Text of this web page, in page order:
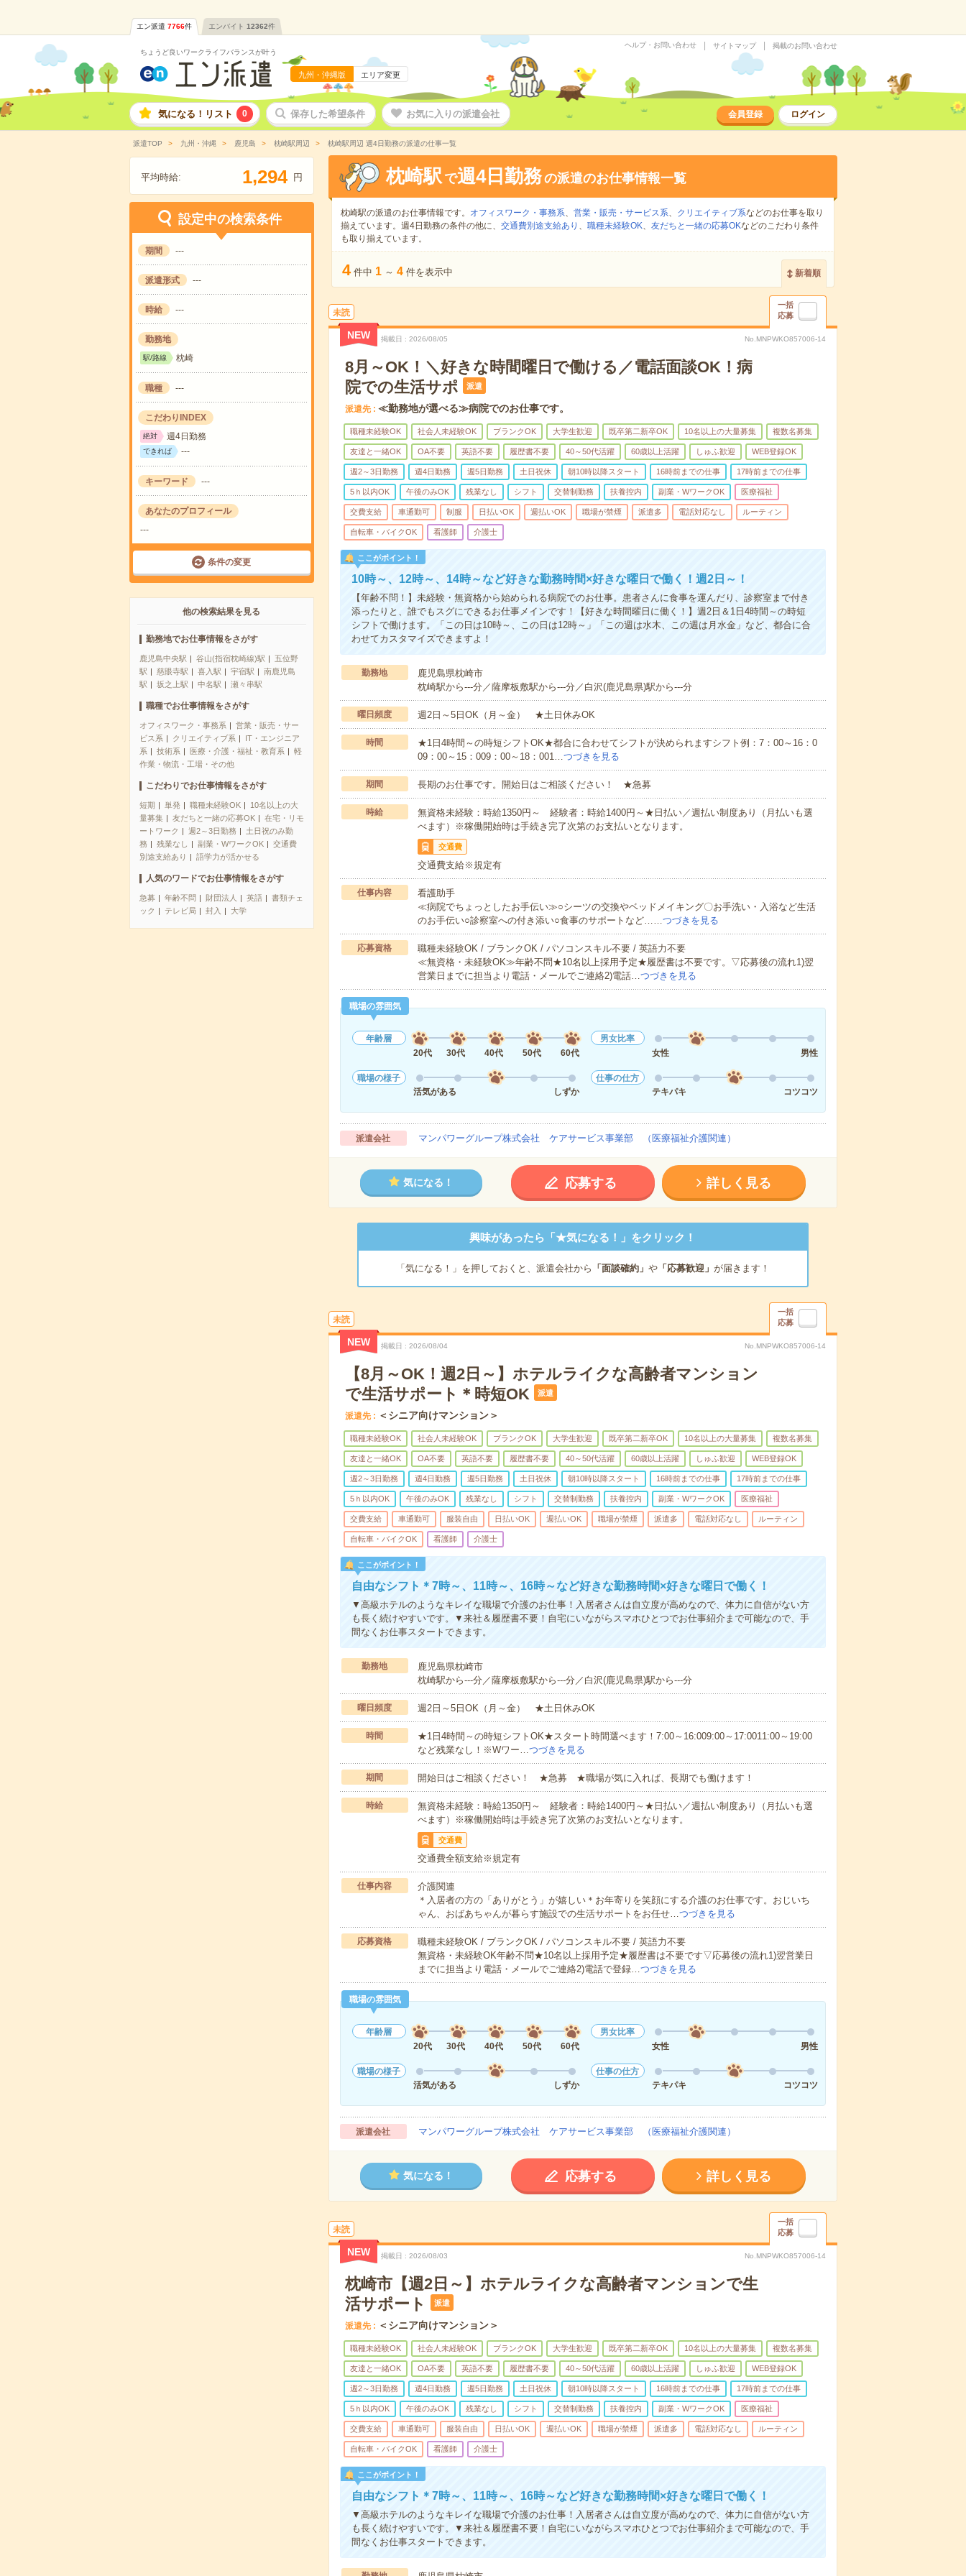
エン派遣 7766件 エンバイト 12362件
ちょうど良いワークライフバランスが叶う
九州・沖縄版 エリア変更
ヘルプ・お問い合わせ サイトマップ 掲載のお問い合わせ
気になる！リスト 0 保存した希望条件 お気に入りの派遣会社 会員登録 ログイン
派遣TOP 九州・沖縄 鹿児島 枕崎駅周辺 枕崎駅周辺 週4日勤務の派遣の仕事一覧
平均時給: 1,294 円
設定中の検索条件
期間 ---
派遣形式 ---
時給 ---
勤務地
駅/路線 枕崎
職種 ---
こだわりINDEX
絶対 週4日勤務
できれば ---
キーワード ---
あなたのプロフィール
---
条件の変更
他の検索結果を見る
勤務地でお仕事情報をさがす
鹿児島中央駅 谷山(指宿枕崎線)駅
五位野
駅
慈眼寺駅 喜入駅 宇宿駅
南鹿児島
駅
坂之上駅 中名駅 瀬々串駅
職種でお仕事情報をさがす
オフィスワーク・事務系
営業・販売・サー
ビス系
クリエイティブ系
IT・エンジニア
系
技術系 医療・介護・福祉・教育系
軽
作業・物流・工場・その他
こだわりでお仕事情報をさがす
短期 単発 職種未経験OK
10名以上の大
量募集
友だちと一緒の応募OK
在宅・リモ
ートワーク
週2～3日勤務
土日祝のみ勤
務
残業なし 副業・WワークOK
交通費
別途支給あり
語学力が活かせる
人気のワードでお仕事情報をさがす
急募 年齢不問 財団法人 英語
書類チェ
ック
テレビ局 封入 大学
枕崎駅 で週4日勤務の派遣のお仕事情報一覧
枕崎駅の派遣のお仕事情報です。 オフィスワーク・事務系、 営業・販売・サービス系、 クリエイティブ系などのお仕事を取り
揃えています。週4日勤務の条件の他に、 交通費別途支給あり 、 職種未経験OK、 友だちと一緒の応募OKなどのこだわり条件
も取り揃えています。
4 件中 1 ～ 4 件を表示中 新着順
未読
一括
応募
NEW 掲載日 2026/08/05 No.MNPWKO857006-14
8月～OK！＼好きな時間曜日で働ける／電話面談OK！病
院での生活サポ
派遣
派遣先 ≪勤務地が選べる≫病院でのお仕事です。
職種未経験OK 社会人未経験OK ブランクOK 大学生歓迎 既卒第二新卒OK 10名以上の大量募集 複数名募集
友達と一緒OK OA不要 英語不要 履歴書不要 40～50代活躍 60歳以上活躍 しゅふ歓迎 WEB登録OK
週2～3日勤務 週4日勤務 週5日勤務 土日祝休 朝10時以降スタート 16時前までの仕事 17時前までの仕事
5ｈ以内OK 午後のみOK 残業なし シフト 交替制勤務 扶養控内 副業・WワークOK 医療福祉
交費支給 車通勤可 制服 日払いOK 週払いOK 職場が禁煙 派遣多 電話対応なし ルーティン
自転車・バイクOK 看護師 介護士
ここがポイント！
10時～、12時～、14時～など好きな勤務時間×好きな曜日で働く！週2日～！
【年齢不問！】未経験・無資格から始められる病院でのお仕事。患者さんに食事を運んだり、診察室まで付き
添ったりと、誰でもスグにできるお仕事メインです！【好きな時間曜日に働く！】週2日＆1日4時間～の時短
シフトで働けます。「この日は10時～、この日は12時～」「この週は水木、この週は月水金」など、都合に合
わせてカスタマイズできますよ！
勤務地
鹿児島県枕崎市
枕崎駅から---分／薩摩板敷駅から---分／白沢(鹿児島県)駅から---分
曜日頻度 週2日～5日OK（月～金） ★土日休みOK
時間
★1日4時間～の時短シフトOK★都合に合わせてシフトが決められますシフト例：7：00～16：0
09：00～15：009：00～18：001…つづきを見る
期間 長期のお仕事です。開始日はご相談ください！ ★急募
時給
無資格未経験：時給1350円～ 経験者：時給1400円～★日払い／週払い制度あり（月払いも選
べます）※稼働開始時は手続き完了次第のお支払いとなります。
交通費
交通費支給※規定有
仕事内容
看護助手
≪病院でちょっとしたお手伝い≫○シーツの交換やベッドメイキング〇お手洗い・入浴など生活
のお手伝い○診察室への付き添い○食事のサポートなど……つづきを見る
応募資格
職種未経験OK / ブランクOK / パソコンスキル不要 / 英語力不要
≪無資格・未経験OK≫年齢不問★10名以上採用予定★履歴書は不要です。▽応募後の流れ1)翌
営業日までに担当より電話・メールでご連絡2)電話…つづきを見る
職場の雰囲気
年齢層
20代
30代 40代 50代 60代
男女比率
女性
男性
職場の様子
活気がある
しずか
仕事の仕方
テキパキ
コツコツ
派遣会社 マンパワーグループ株式会社 ケアサービス事業部 （医療福祉介護関連）
気になる！ 応募する 詳しく見る
興味があったら「★気になる！」をクリック！
「気になる！」を押しておくと、派遣会社から 「面談確約」 や「応募歓迎」 が届きます！
未読
一括
応募
NEW 掲載日 2026/08/04 No.MNPWKO857006-14
【8月～OK！週2日～】ホテルライクな高齢者マンション
で生活サポート＊時短OK
派遣
派遣先 ＜シニア向けマンション＞
職種未経験OK 社会人未経験OK ブランクOK 大学生歓迎 既卒第二新卒OK 10名以上の大量募集 複数名募集
友達と一緒OK OA不要 英語不要 履歴書不要 40～50代活躍 60歳以上活躍 しゅふ歓迎 WEB登録OK
週2～3日勤務 週4日勤務 週5日勤務 土日祝休 朝10時以降スタート 16時前までの仕事 17時前までの仕事
5ｈ以内OK 午後のみOK 残業なし シフト 交替制勤務 扶養控内 副業・WワークOK 医療福祉
交費支給 車通勤可 服装自由 日払いOK 週払いOK 職場が禁煙 派遣多 電話対応なし ルーティン
自転車・バイクOK 看護師 介護士
ここがポイント！
自由なシフト＊7時～、11時～、16時～など好きな勤務時間×好きな曜日で働く！
▼高級ホテルのようなキレイな職場で介護のお仕事！入居者さんは自立度が高めなので、体力に自信がない方
も長く続けやすいです。▼来社＆履歴書不要！自宅にいながらスマホひとつでお仕事紹介まで可能なので、手
間なくお仕事スタートできます。
勤務地
鹿児島県枕崎市
枕崎駅から---分／薩摩板敷駅から---分／白沢(鹿児島県)駅から---分
曜日頻度 週2日～5日OK（月～金） ★土日休みOK
時間
★1日4時間～の時短シフトOK★スタート時間選べます！7:00～16:009:00～17:0011:00～19:00
など残業なし！※Wワー…つづきを見る
期間 開始日はご相談ください！ ★急募 ★職場が気に入れば、長期でも働けます！
時給
無資格未経験：時給1350円～ 経験者：時給1400円～★日払い／週払い制度あり（月払いも選
べます）※稼働開始時は手続き完了次第のお支払いとなります。
交通費
交通費全額支給※規定有
仕事内容
介護関連
＊入居者の方の「ありがとう」が嬉しい＊お年寄りを笑顔にする介護のお仕事です。おじいち
ゃん、おばあちゃんが暮らす施設での生活サポートをお任せ…つづきを見る
応募資格
職種未経験OK / ブランクOK / パソコンスキル不要 / 英語力不要
無資格・未経験OK年齢不問★10名以上採用予定★履歴書は不要です▽応募後の流れ1)翌営業日
までに担当より電話・メールでご連絡2)電話で登録…つづきを見る
職場の雰囲気
年齢層
20代
30代 40代 50代 60代
男女比率
女性
男性
職場の様子
活気がある
しずか
仕事の仕方
テキパキ
コツコツ
派遣会社 マンパワーグループ株式会社 ケアサービス事業部 （医療福祉介護関連）
気になる！ 応募する 詳しく見る
未読
一括
応募
NEW 掲載日 2026/08/03 No.MNPWKO857006-14
枕崎市【週2日～】ホテルライクな高齢者マンションで生
活サポート
派遣
派遣先 ＜シニア向けマンション＞
職種未経験OK 社会人未経験OK ブランクOK 大学生歓迎 既卒第二新卒OK 10名以上の大量募集 複数名募集
友達と一緒OK OA不要 英語不要 履歴書不要 40～50代活躍 60歳以上活躍 しゅふ歓迎 WEB登録OK
週2～3日勤務 週4日勤務 週5日勤務 土日祝休 朝10時以降スタート 16時前までの仕事 17時前までの仕事
5ｈ以内OK 午後のみOK 残業なし シフト 交替制勤務 扶養控内 副業・WワークOK 医療福祉
交費支給 車通勤可 服装自由 日払いOK 週払いOK 職場が禁煙 派遣多 電話対応なし ルーティン
自転車・バイクOK 看護師 介護士
ここがポイント！
自由なシフト＊7時～、11時～、16時～など好きな勤務時間×好きな曜日で働く！
▼高級ホテルのようなキレイな職場で介護のお仕事！入居者さんは自立度が高めなので、体力に自信がない方
も長く続けやすいです。▼来社＆履歴書不要！自宅にいながらスマホひとつでお仕事紹介まで可能なので、手
間なくお仕事スタートできます。